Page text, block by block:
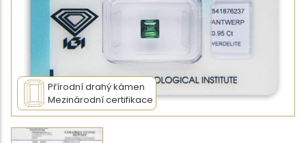
Přírodní drahý kámen
Mezinárodní certifikace